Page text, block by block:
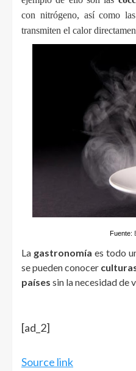
con nitrógeno, así como
transmiten el calor
Fuente:
La gastronomía es todo
se pueden conocer
países sin la necesidad de
[ad_2]
Source link